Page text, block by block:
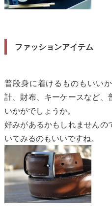
ファッションアイテム
普段身に着けるものもいい
計、財布、キーケースなど、
いかがでしょうか。
好みがあるかもしれませんの
いてみるのもいいですね。